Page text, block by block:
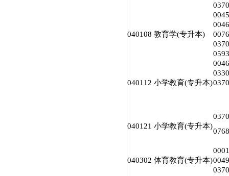
040108 教育学(专升本)
040112 小学教育(专升本)
040121 小学教育(专升本)
040302 体育教育(专升本)